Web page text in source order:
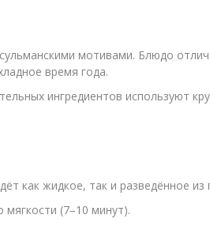
мотивами. Блюдо
время года.
ингредиентов используют
как жидкое, так и разведённое
(7–10 минут).